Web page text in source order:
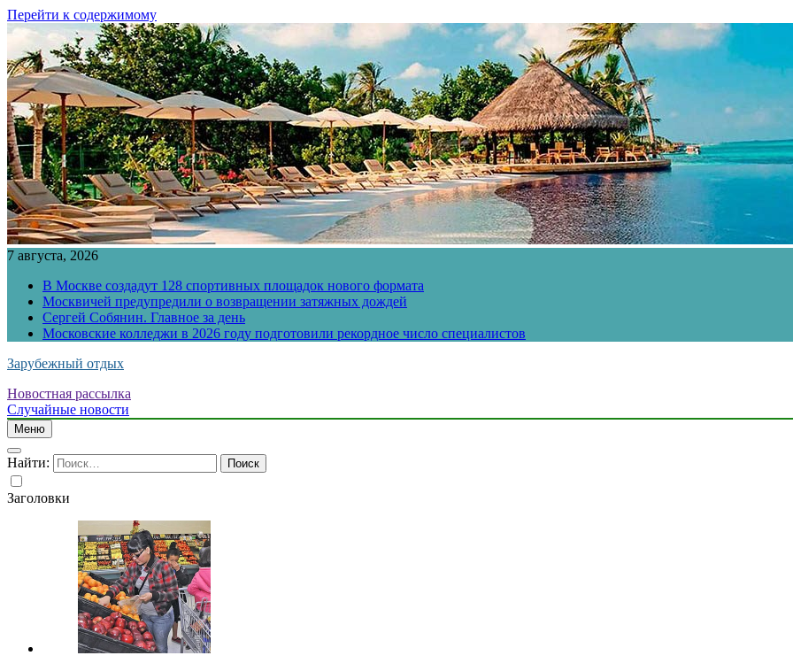
Перейти к содержимому
7 августа, 2026
В Москве создадут 128 спортивных площадок нового формата
Москвичей предупредили о возвращении затяжных дождей
Сергей Собянин. Главное за день
Московские колледжи в 2026 году подготовили рекордное число специалистов
Зарубежный отдых
Новостная рассылка
Случайные новости
Меню
Найти:
Заголовки